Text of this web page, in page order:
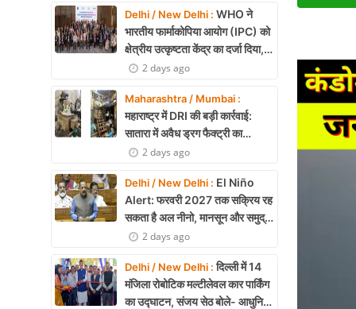
Defence & Security
Environment
Literature
History Speaks
Delhi / New Delhi : WHO ने
भारतीय फार्माकोपिया आयोग (IPC) को
क्षेत्रीय उत्कृष्टता केंद्र का दर्जा दिया,
दक्षिण-पूर्व एशिया में भारत की बड़ी
2 days ago
Maharashtra / Mumbai :
महाराष्ट्र में DRI की बड़ी कार्रवाई:
सातारा में अवैध ड्रग फैक्ट्री का
भंडाफोड़, अल्प्राजोलम और डायजेपाम
2 days ago
Delhi / New Delhi : El Niño
Alert: फरवरी 2027 तक सक्रिय रह
सकता है अल नीनो, मानसून और समुद्री
पारिस्थितिकी पर असर की आशंका
2 days ago
Delhi / New Delhi :दिल्ली में 14
मंजिला रोबोटिक मल्टीलेवल कार पार्किंग
का उद्घाटन, संजय सेठ बोले- आधुनिक